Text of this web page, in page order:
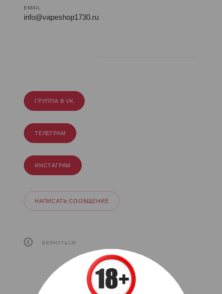
EMAIL
info@vapeshop1730.ru
ГРУППА В VK
ТЕЛЕГРАМ
ИНСТАГРАМ
НАПИСАТЬ СООБЩЕНИЕ
ВЕРНУТЬСЯ